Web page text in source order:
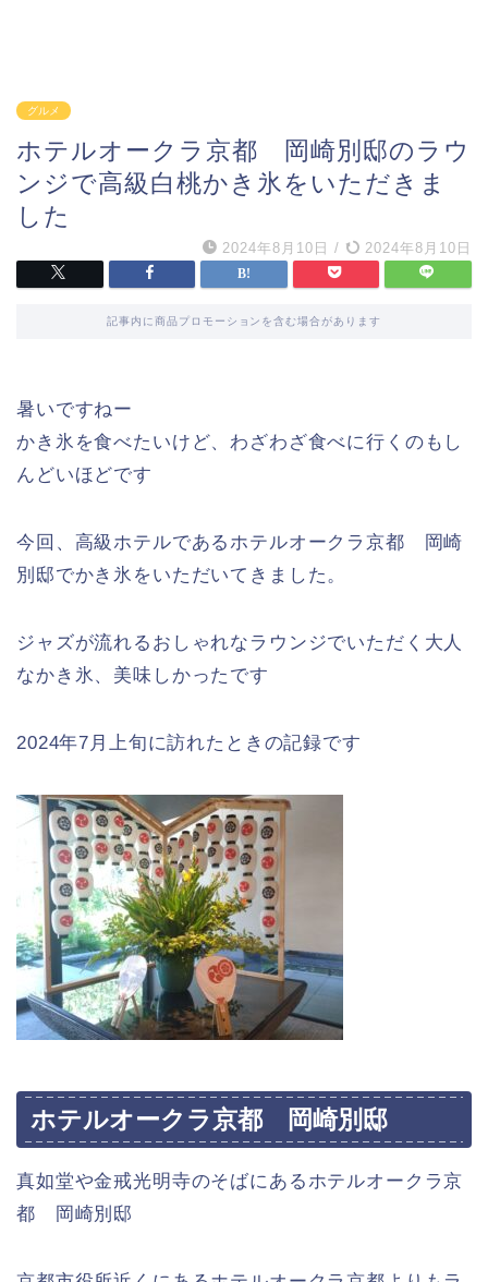
グルメ
ホテルオークラ京都 岡崎別邸のラウ
ンジで高級白桃かき氷をいただきま
した
2024年8月10日 / 2024年8月10日
記事内に商品プロモーションを含む場合があります
暑いですねー
かき氷を食べたいけど、わざわざ食べに行くのもし
んどいほどです
今回、高級ホテルであるホテルオークラ京都 岡崎
別邸でかき氷をいただいてきました。
ジャズが流れるおしゃれなラウンジでいただく大人
なかき氷、美味しかったです
2024年7月上旬に訪れたときの記録です
ホテルオークラ京都 岡崎別邸
真如堂や金戒光明寺のそばにあるホテルオークラ京
都 岡崎別邸